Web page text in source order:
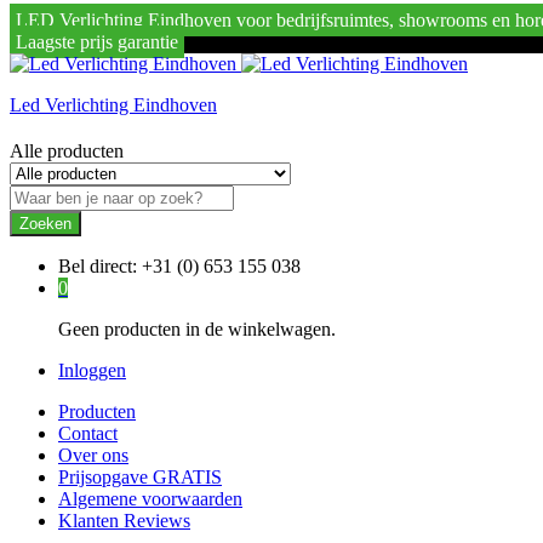
LED Verlichting Eindhoven voor bedrijfsruimtes, showrooms en
Laagste prijs garantie
Led Verlichting Eindhoven
Alle producten
Zoeken
Bel direct: +31 (0) 653 155 038
0
Geen producten in de winkelwagen.
Inloggen
Producten
Contact
Over ons
Prijsopgave GRATIS
Algemene voorwaarden
Klanten Reviews